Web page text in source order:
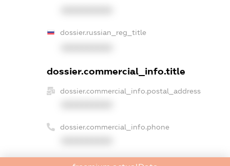
dossier.russian_reg_title
dossier.commercial_info.title
dossier.commercial_info.postal_address
dossier.commercial_info.phone
dossier.commercial_info.fax